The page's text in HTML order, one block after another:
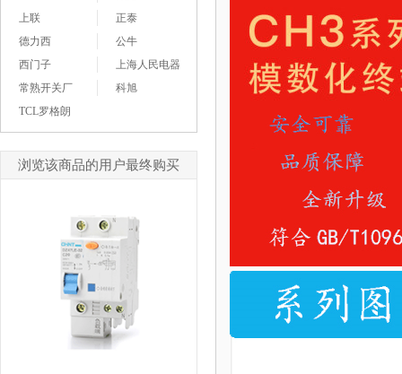
上联
正泰
德力西
公牛
西门子
上海人民电器
常熟开关厂
科旭
TCL罗格朗
浏览该商品的用户最终购买